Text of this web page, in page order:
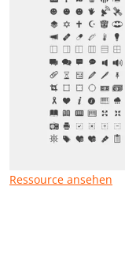
Ressource ansehen